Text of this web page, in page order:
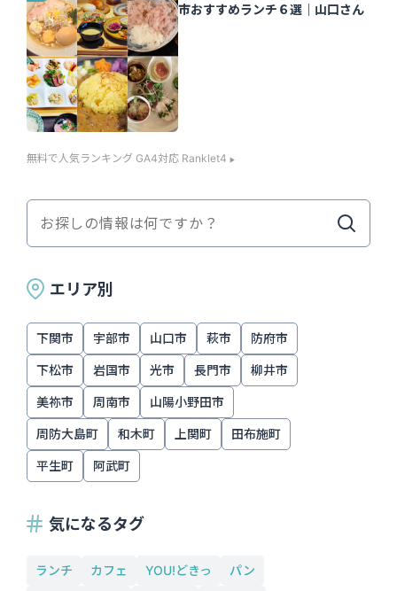
市おすすめランチ６選｜山口さん
無料で人気ランキング GA4対応 Ranklet4
エリア別
下関市 宇部市 山口市 萩市 防府市
下松市 岩国市 光市 長門市 柳井市
美祢市 周南市 山陽小野田市
周防大島町 和木町 上関町 田布施町
平生町 阿武町
気になるタグ
ランチ カフェ YOU!どきっ
パン